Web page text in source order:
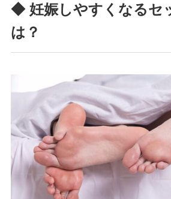
◆ 妊娠しやすくなるセ
は？